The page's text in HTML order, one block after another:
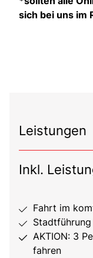
sich bei uns im
Leistungen
Inkl.
Fahrt im
Stadtführung
AKTION: 3
fahren